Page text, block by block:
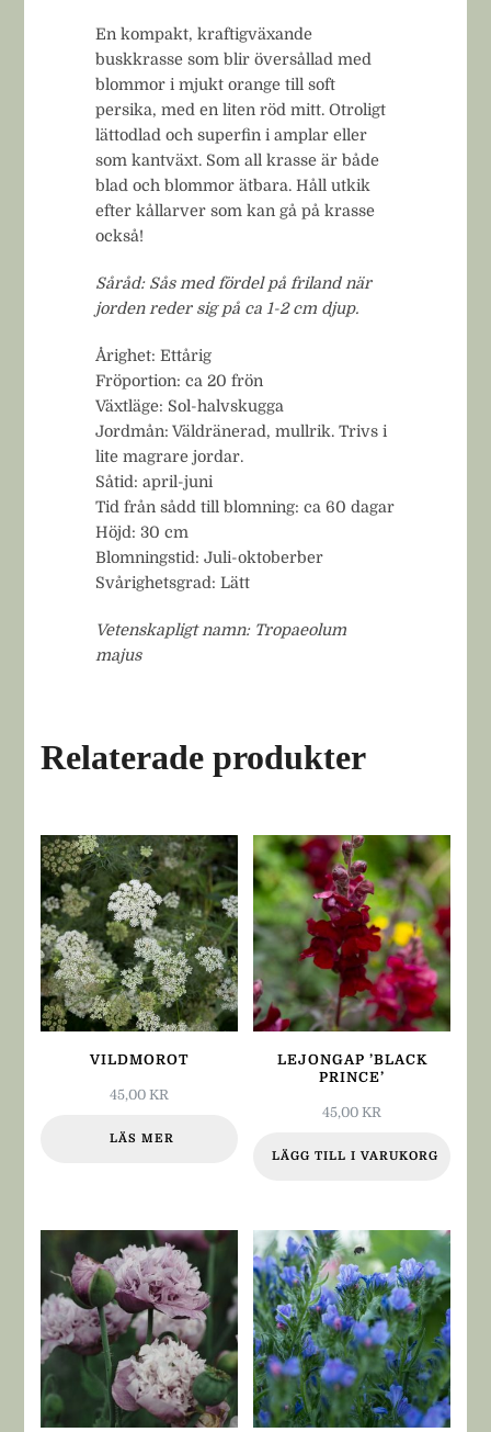
En kompakt, kraftigväxande
buskkrasse som blir översållad med
blommor i mjukt orange till soft
persika, med en liten röd mitt. Otroligt
lättodlad och superfin i amplar eller
som kantväxt. Som all krasse är både
blad och blommor ätbara. Håll utkik
efter kållarver som kan gå på krasse
också!
Såråd: Sås med fördel på friland när
jorden reder sig på ca 1-2 cm djup.
Årighet: Ettårig
Fröportion: ca 20 frön
Växtläge: Sol-halvskugga
Jordmån: Väldränerad, mullrik. Trivs i
lite magrare jordar.
Såtid: april-juni
Tid från sådd till blomning: ca 60 dagar
Höjd: 30 cm
Blomningstid: Juli-oktoberber
Svårighetsgrad: Lätt
Vetenskapligt namn: Tropaeolum
majus
Relaterade produkter
VILDMOROT
45,00 KR
LÄS MER
LEJONGAP ’BLACK
PRINCE’
45,00KR
LÄGG TILL I VARUKORG